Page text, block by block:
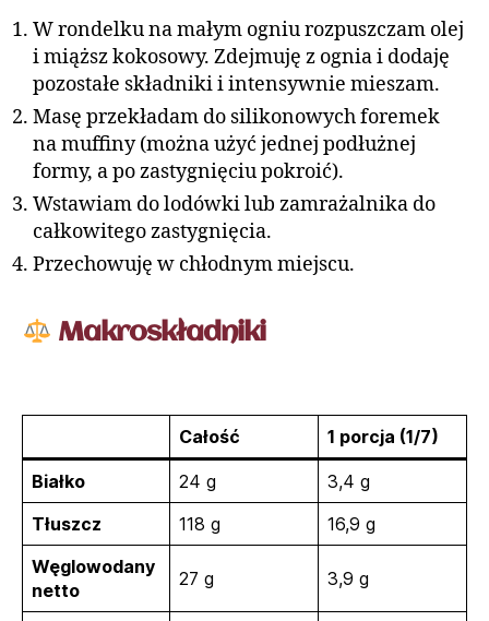
W rondelku na małym ogniu rozpuszczam olej
i miąższ kokosowy. Zdejmuję z ognia i dodaję
pozostałe składniki i intensywnie mieszam.
Masę przekładam do silikonowych foremek
na muffiny (można użyć jednej podłużnej
formy, a po zastygnięciu pokroić).
Wstawiam do lodówki lub zamrażalnika do
całkowitego zastygnięcia.
Przechowuję w chłodnym miejscu.
Makroskładniki
Całość 1 porcja (1/7)
Białko 24 g
3,4 g
Tłuszcz
118 g
16,9 g
Węglowodany
netto
27 g 3,9 g